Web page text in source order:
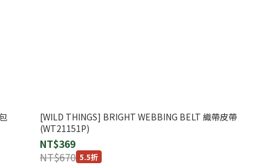
[WILD THINGS] BRIGHT WEBBING BELT 織帶皮帶
(WT21151P)
NT$369
NT$670 5.5折